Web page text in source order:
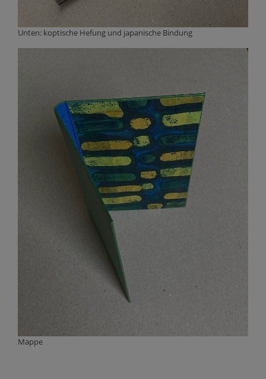
Unten: koptische Hefung und japanische Bindung
Mappe